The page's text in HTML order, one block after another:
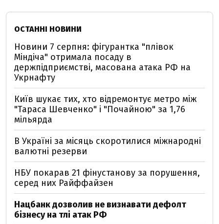
ОСТАННІ НОВИНИ
Новини 7 серпня: фігурантка "плівок
Міндіча" отримала посаду в
держпідприємстві, масована атака РФ на
Укрнафту
Київ шукає тих, хто відремонтує метро між
"Тараса Шевченко" і "Почайною" за 1,76
мільярда
В Україні за місяць скоротилися міжнародні
валютні резерви
НБУ покарав 21 фінустанову за порушення,
серед них Райффайзен
Нацбанк дозволив не визнавати дефолт
бізнесу на тлі атак РФ